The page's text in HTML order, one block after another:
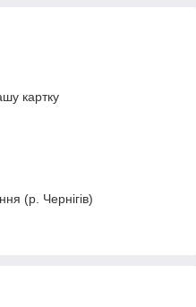
картку
(р. Чернігів)